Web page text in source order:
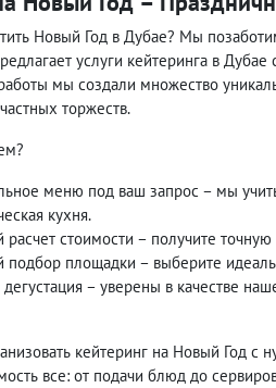
Новый Год в Дубае? Мы
услуги кейтеринга в
мы создали множество
торжеств.
меню под ваш запрос – мы
кухня.
расчет стоимости – получите
подбор площадки – выберите
дегустация – уверены в качестве
кейтеринг на Новый Год с
все: от подачи блюд до